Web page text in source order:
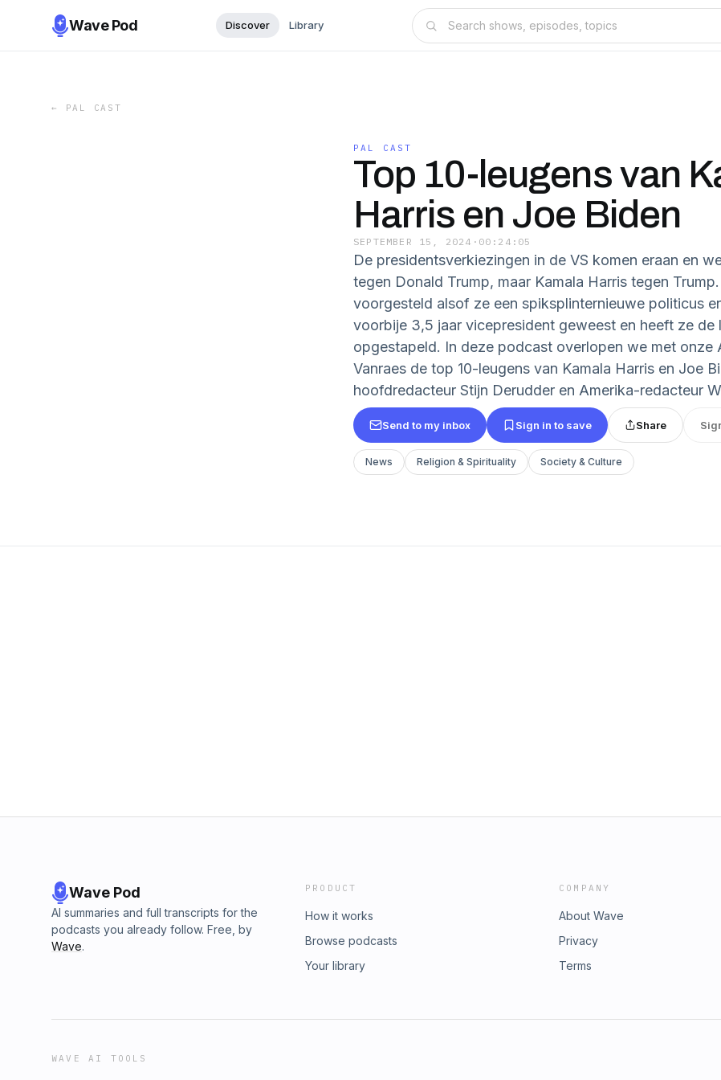
Wave Pod Discover Library
← PAL CAST
PAL CAST
Top 10-leugens van
Harris en Joe Biden
SEPTEMBER 15, 2024 · 00:24:05
De presidentsverkiezingen in de VS komen eraan en
tegen Donald Trump, maar Kamala Harris tegen
voorgesteld alsof ze een spiksplinternieuwe politicus
voorbije 3,5 jaar vicepresident geweest en heeft ze de
opgestapeld. In deze podcast overlopen we met onze
Vanraes de top 10-leugens van Kamala Harris en Joe
hoofdredacteur Stijn Derudder en Amerika-redacteur
Send to my inbox Sign in to save Share
News Religion & Spirituality Society & Culture
Wave Pod
AI summaries and full transcripts for the
podcasts you already follow. Free, by
Wave.
PRODUCT
How it works
Browse podcasts
Your library
COMPANY
About Wave
Privacy
Terms
WAVE AI TOOLS